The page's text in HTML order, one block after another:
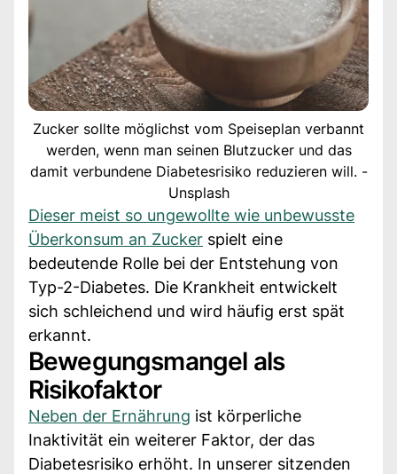
Zucker sollte möglichst vom Speiseplan verbannt
werden, wenn man seinen Blutzucker und das
damit verbundene Diabetesrisiko reduzieren will. -
Unsplash
Dieser meist so ungewollte wie unbewusste
Überkonsum an Zucker spielt eine
bedeutende Rolle bei der Entstehung von
Typ-2-Diabetes. Die Krankheit entwickelt
sich schleichend und wird häufig erst spät
erkannt.
Bewegungsmangel als
Risikofaktor
Neben der Ernährung ist körperliche
Inaktivität ein weiterer Faktor, der das
Diabetesrisiko erhöht. In unserer sitzenden